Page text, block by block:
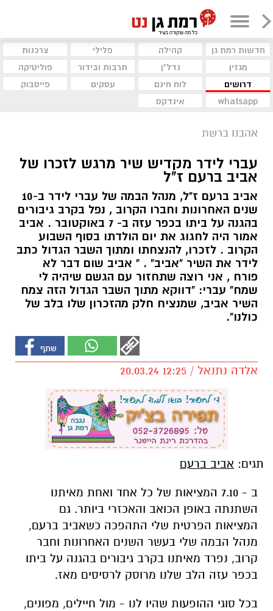
חדשות רמת גן קהילה פלילי
צרכנות
מגזין
נדל"ן תרבות ובידור
פוליטיקה
דרושים
לוח חינם עסקים
פייסבוק
whatsapp
אינדקס
אהבנו ברשת
עברי לידר מקדיש שיר מרגש לזכרו של
אביב ברעם ז"ל
אביב ברעם ז"ל, מנהל הבמה של עברי לידר ב-10
שנים האחרונות וחברו הקרוב , נפל בקרב גיבורים
בהגנה על ביתו בכפר עזה ב- 7 באוקטובר . אביב
אמור היה לחגוג את יום הולדתו בסוף השבוע
הקרוב . לזכרו, להנצחתו ומתוך השבר הגדול כתב
לידר את השיר "אביב" . " אביב שום דבר לא
פורח , אני רוצה שתחזור עם הגשם שיהיה לי
שמח" עברי: "דווקא מתוך השבר הגדול הזה צמח
השיר אביב, שמנציח חלק מהזכרון שלו בלב של
כולנו".
אלדה נתנאל / 12:25 20.03.24
תגים: אביב ברעם
ב - 7.10 המציאות של כל אחד ואחת מאיתנו
השתנתה באופן הכואב והאכזרי ביותר. גם
המציאות הפרטית שלי התהפכה כשאביב ברעם,
מנהל הבמה שלי בעשר השנים האחרונות וחבר
קרוב, נפרד מאיתנו בקרב גיבורים בהגנה על ביתו
בכפר עזה הלב שלנו מרוסק לרסיסים מאז.
בכל סוגי ההופעות שהיו לנו - מול חיילים, מפונים,